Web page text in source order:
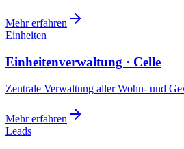
Mehr erfahren
Einheiten
Einheitenverwaltung · Celle
Zentrale Verwaltung aller Wohn- und
Mehr erfahren
Leads